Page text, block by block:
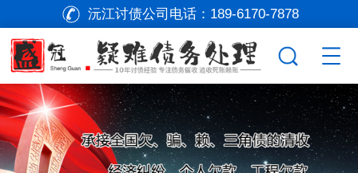
沅江讨债公司电话： 189-6170-7878